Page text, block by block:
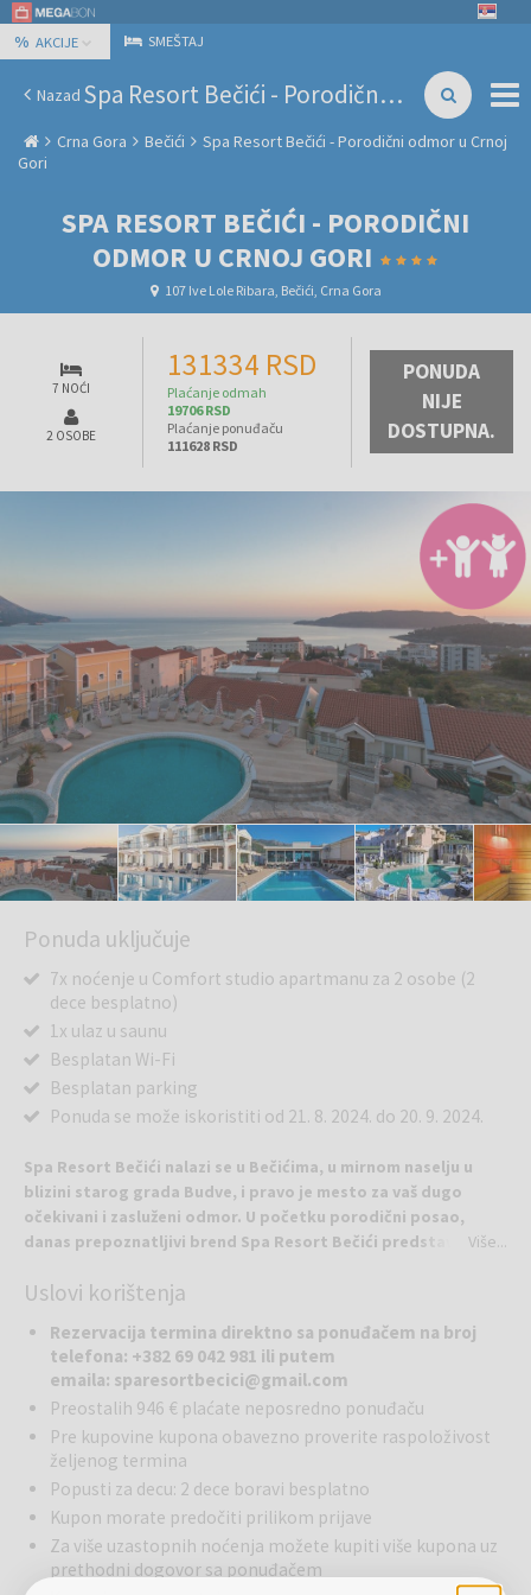
% AKCIJE SMEŠTAJ
Nazad Spa Resort Bečići - Porodični odmor u Crnoj Gori
Crna Gora Bečići
Spa Resort Bečići - Porodični odmor u Crnoj
Gori
SPA RESORT BEČIĆI - PORODIČNI
ODMOR U CRNOJ GORI
107 Ive Lole Ribara, Bečići, Crna Gora
7 NOĆI
2 OSOBE
131334 RSD
Plaćanje odmah
19706 RSD
Plaćanje ponuđaču
111628 RSD
PONUDA
NIJE
DOSTUPNA.
Ponuda uključuje
7x noćenje u Comfort studio apartmanu za 2 osobe (2
dece besplatno)
1x ulaz u saunu
Besplatan Wi-Fi
Besplatan parking
Ponuda se može iskoristiti od 21. 8. 2024. do 20. 9. 2024.
Spa Resort Bečići nalazi se u Bečićima, u mirnom naselju u
blizini starog grada Budve, i pravo je mesto za vaš dugo
očekivani i zasluženi odmor. U početku porodični posao,
danas prepoznatljivi brend Spa Resort Bečići predstavlja
Sa površinom većom od 3.000 m2, Spa Resort Bečići nudi više od 20
mediteranskom stilu, caffe bar, wellness centar, 2 sezonska
spoljašnja bazena i parking.
Comfort Studio apartman sa direktnim pristupom bazenu
dnevni boravak (kvalitetna garnitura na razvlačenje, stočić, flat TV,
klima uređaj), trpezarija (trpezarijski sto za 4 osobe), kuhinja sa
potrebnim ugradbenim aparatima i posuđem i priborom za jelo,
spavaća soba, porodično kupatilo sa tuš kabinom, toalet, veš mašina
i fen za kosu, terasa sa baštenskom garniturom i pogledom na
bazen.
Bečići su predivna destinacija za odmor u Crnoj Gori, udaljena
Više...
Uslovi korištenja
Rezervacija termina direktno sa ponuđačem na broj
telefona: +382 69 042 981 ili putem
emaila: sparesortbecici@gmail.com
Preostalih 946 € plaćate neposredno ponuđaču
Pre kupovine kupona obavezno proverite raspoloživost
željenog termina
Popusti za decu: 2 dece boravi besplatno
Kupon morate predočiti prilikom prijave
Za više uzastopnih noćenja možete kupiti više kupona uz
prethodni dogovor sa ponuđačem